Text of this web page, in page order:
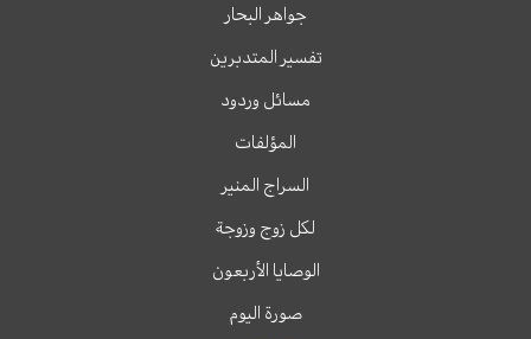
جواهر البحار
تفسير المتدبرين
مسائل وردود
المؤلفات
السراج المنير
لكل زوج وزوجة
الوصايا الأربعون
صورة اليوم